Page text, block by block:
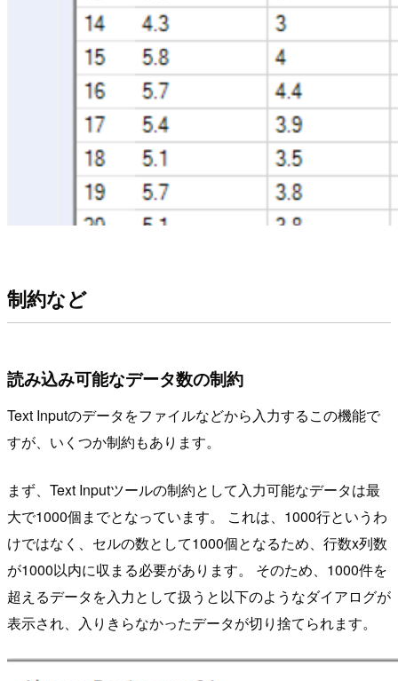
制約など
読み込み可能なデータ数の制約
Text Inputのデータをファイルなどから入力するこの機能で
すが、いくつか制約もあります。
まず、Text Inputツールの制約として入力可能なデータは最
大で1000個までとなっています。 これは、1000行というわ
けではなく、セルの数として1000個となるため、行数x列数
が1000以内に収まる必要があります。 そのため、1000件を
超えるデータを入力として扱うと以下のようなダイアログが
表示され、入りきらなかったデータが切り捨てられます。